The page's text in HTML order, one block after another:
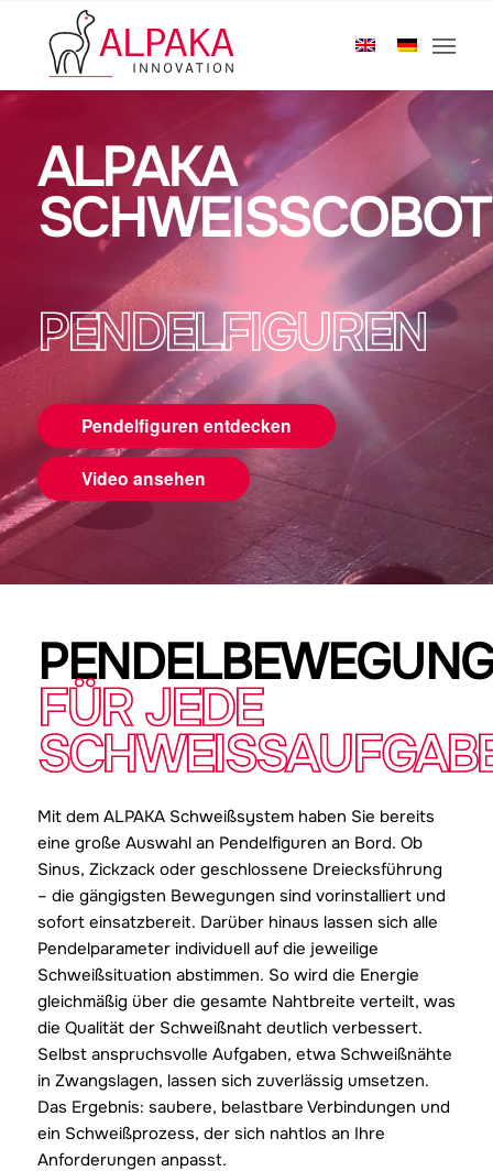
Startseite Produkte / Schweißcobot
Vorprogrammierte Pendelfiguren des ALPAKA Schweißcobots
ALPAKA
SCHWEISSCOBOT
PENDELFIGUREN
Pendelfiguren entdecken
Video ansehen
FÜR JEDE
SCHWEISSAUFGABE
Mit dem ALPAKA Schweißsystem haben Sie bereits
eine große Auswahl an Pendelfiguren an Bord. Ob
Sinus, Zickzack oder geschlossene Dreiecksführung
– die gängigsten Bewegungen sind vorinstalliert und
sofort einsatzbereit. Darüber hinaus lassen sich alle
Pendelparameter individuell auf die jeweilige
Schweißsituation abstimmen. So wird die Energie
gleichmäßig über die gesamte Nahtbreite verteilt, was
die Qualität der Schweißnaht deutlich verbessert.
Selbst anspruchsvolle Aufgaben, etwa Schweißnähte
in Zwangslagen, lassen sich zuverlässig umsetzen.
Das Ergebnis: saubere, belastbare Verbindungen und
ein Schweißprozess, der sich nahtlos an Ihre
Anforderungen anpasst.